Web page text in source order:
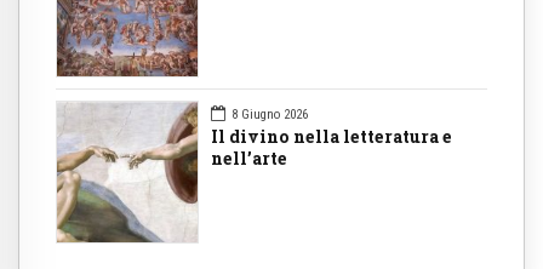
8 Giugno 2026
Il divino nella letteratura e
nell’arte